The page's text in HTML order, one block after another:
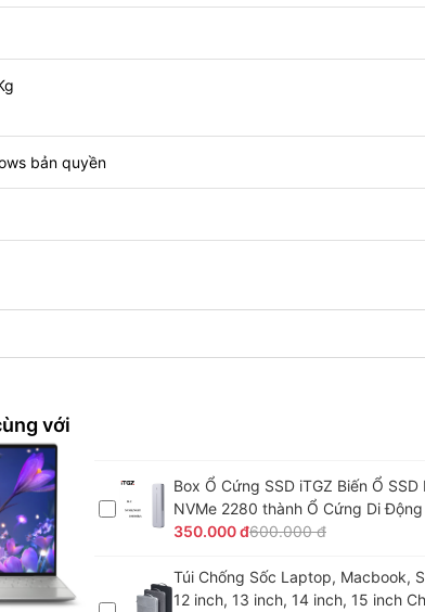
bản quyền
với
Box Ổ Cứng SSD iTGZ Biến Ổ SSD
NVMe 2280 thành Ổ Cứng Di Động
350.000 đ600.000 đ
Túi Chống Sốc Laptop, Macbook,
12 inch, 13 inch, 14 inch, 15 inch